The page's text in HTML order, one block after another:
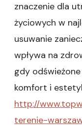
znaczenie dla
życiowych w
usuwanie
wpływa na
gdy
komfort i
http://
terenie-